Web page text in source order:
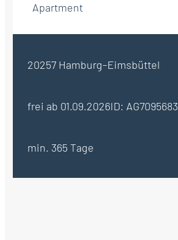
Apartment
20257 Hamburg–Eimsbüttel
frei ab 01.09.2026ID: AG7095683
min. 365 Tage